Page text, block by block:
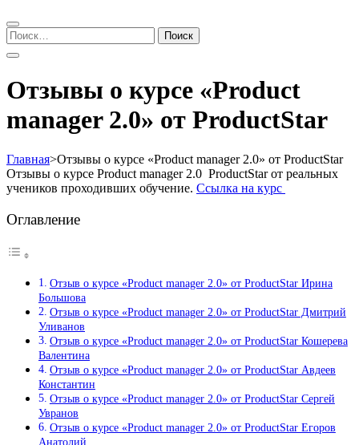
Найти:
Отзывы о курсе «Product
manager 2.0» от ProductStar
Главная>Отзывы о курсе «Product manager 2.0» от ProductStar
Отзывы о курсе Product manager 2.0 ProductStar от реальных
учеников проходивших обучение. Ссылка на курс
Оглавление
Отзыв о курсе «Product manager 2.0» от ProductStar Ирина
Большова
Отзыв о курсе «Product manager 2.0» от ProductStar Дмитрий
Уливанов
Отзыв о курсе «Product manager 2.0» от ProductStar Кошерева
Валентина
Отзыв о курсе «Product manager 2.0» от ProductStar Авдеев
Константин
Отзыв о курсе «Product manager 2.0» от ProductStar Сергей
Увранов
Отзыв о курсе «Product manager 2.0» от ProductStar Егоров
Анатолий